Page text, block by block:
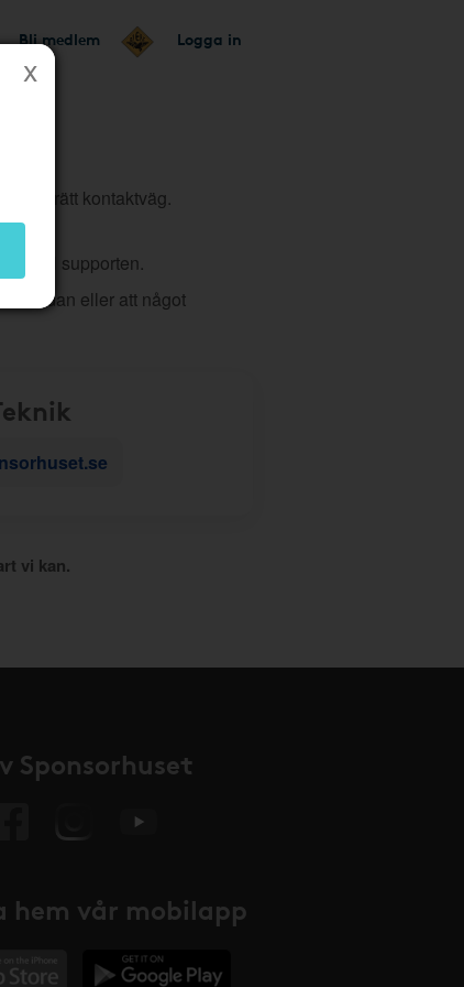
Bli medlem Logga in
rätt kontaktväg.
till supporten.
eller att något
vi kan.
Sponsorhuset
hem vår mobilapp